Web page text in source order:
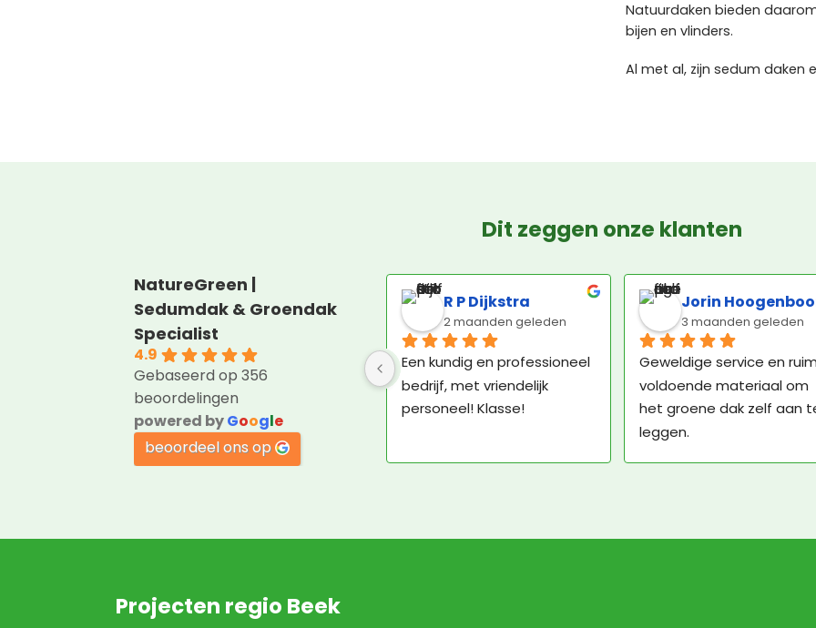
Natuurdaken bieden
bijen en vlinders.
Al met al, zijn sedum daken
Dit zeggen onze klanten
NatureGreen |
Sedumdak & Groendak
Specialist
4.9
Gebaseerd op 356
beoordelingen
powered byGoogle
beoordeel ons op
R P Dijkstra
2 maanden geleden
Een kundig en professioneel
bedrijf, met vriendelijk
personeel! Klasse!
Jorin
3 maanden geleden
Geweldige service en ruim
voldoende materiaal om
het groene dak zelf aan
leggen.
Projecten regio Beek